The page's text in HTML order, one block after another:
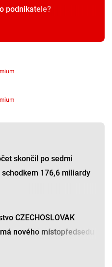
podnikatele?
skončil po sedmi
schodkem 176,6 miliardy
CZECHOSLOVAK
nového místopředsedu